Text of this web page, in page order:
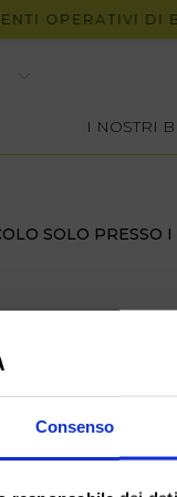
Consenso
OPERATIVI DI
I NOSTRI
SOLO PRESSO